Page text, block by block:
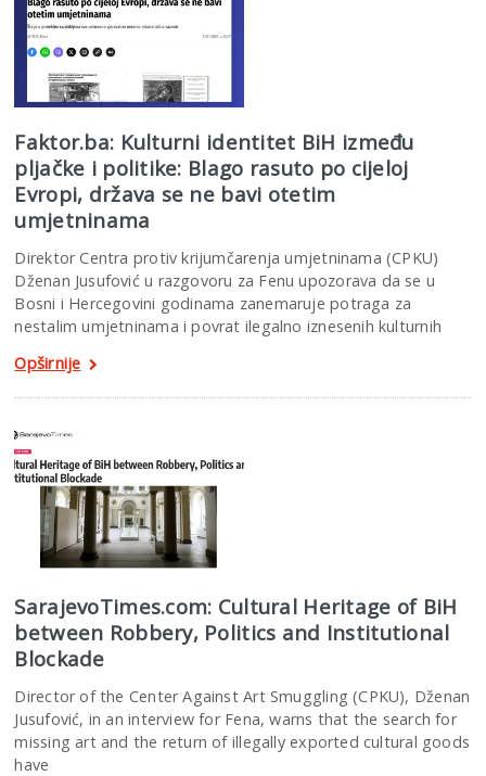
Faktor.ba: Kulturni identitet BiH između
pljačke i politike: Blago rasuto po cijeloj
Evropi, država se ne bavi otetim
umjetninama
Direktor Centra protiv krijumčarenja umjetninama (CPKU)
Dženan Jusufović u razgovoru za Fenu upozorava da se u
Bosni i Hercegovini godinama zanemaruje potraga za
nestalim umjetninama i povrat ilegalno iznesenih kulturnih
Opširnije
SarajevoTimes.com: Cultural Heritage of BiH
between Robbery, Politics and Institutional
Blockade
Director of the Center Against Art Smuggling (CPKU), Dženan
Jusufović, in an interview for Fena, warns that the search for
missing art and the return of illegally exported cultural goods
have